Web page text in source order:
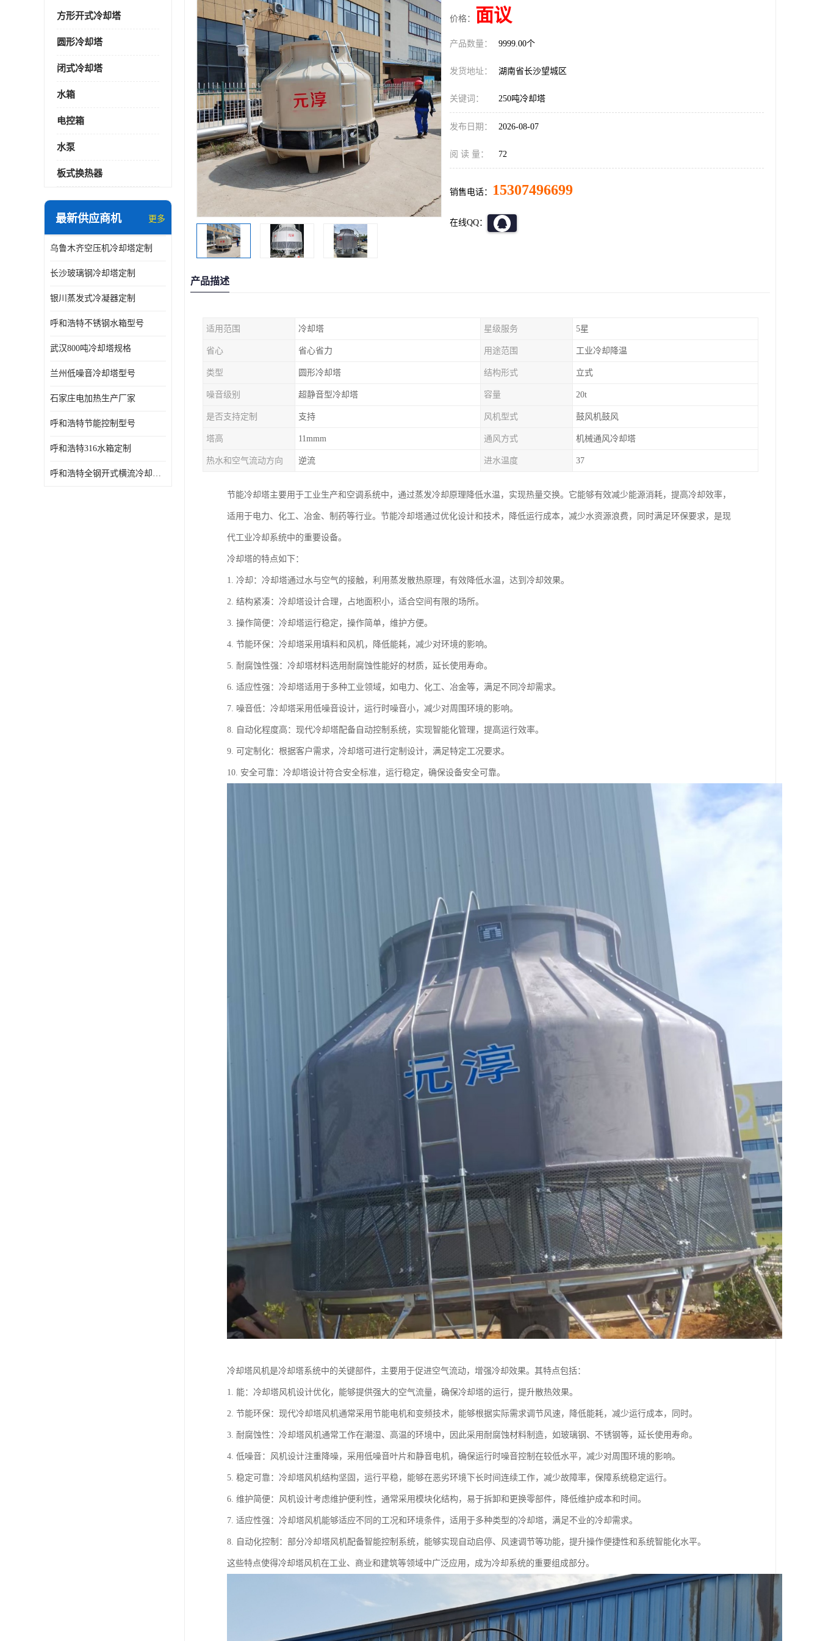
方形开式冷却塔
圆形冷却塔
闭式冷却塔
水箱
电控箱
水泵
板式换热器
最新供应商机 更多
乌鲁木齐空压机冷却塔定制
长沙玻璃钢冷却塔定制
银川蒸发式冷凝器定制
呼和浩特不锈钢水箱型号
武汉800吨冷却塔规格
兰州低噪音冷却塔型号
石家庄电加热生产厂家
呼和浩特节能控制型号
呼和浩特316水箱定制
呼和浩特全钢开式横流冷却塔型号
价格： 面议
产品数量： 9999.00个
发货地址： 湖南省长沙望城区
关键词： 250吨冷却塔
发布日期： 2026-08-07
阅 读 量： 72
销售电话： 15307496699
在线QQ：
产品描述
适用范围 冷却塔 星级服务 5星
省心 省心省力 用途范围 工业冷却降温
类型 圆形冷却塔 结构形式 立式
噪音级别 超静音型冷却塔 容量 20t
是否支持定制 支持 风机型式 鼓风机鼓风
塔高 11mmm 通风方式 机械通风冷却塔
热水和空气流动方向 逆流 进水温度 37
节能冷却塔主要用于工业生产和空调系统中，通过蒸发冷却原理降低水温，实现热量交换。它能够有效减少能源消耗，提高冷却效率，
适用于电力、化工、冶金、制药等行业。节能冷却塔通过优化设计和技术，降低运行成本，减少水资源浪费，同时满足环保要求，是现
代工业冷却系统中的重要设备。
冷却塔的特点如下：
1. 冷却：冷却塔通过水与空气的接触，利用蒸发散热原理，有效降低水温，达到冷却效果。
2. 结构紧凑：冷却塔设计合理，占地面积小，适合空间有限的场所。
3. 操作简便：冷却塔运行稳定，操作简单，维护方便。
4. 节能环保：冷却塔采用填料和风机，降低能耗，减少对环境的影响。
5. 耐腐蚀性强：冷却塔材料选用耐腐蚀性能好的材质，延长使用寿命。
6. 适应性强：冷却塔适用于多种工业领域，如电力、化工、冶金等，满足不同冷却需求。
7. 噪音低：冷却塔采用低噪音设计，运行时噪音小，减少对周围环境的影响。
8. 自动化程度高：现代冷却塔配备自动控制系统，实现智能化管理，提高运行效率。
9. 可定制化：根据客户需求，冷却塔可进行定制设计，满足特定工况要求。
10. 安全可靠：冷却塔设计符合安全标准，运行稳定，确保设备安全可靠。
冷却塔风机是冷却塔系统中的关键部件，主要用于促进空气流动，增强冷却效果。其特点包括：
1. 能：冷却塔风机设计优化，能够提供强大的空气流量，确保冷却塔的运行，提升散热效果。
2. 节能环保：现代冷却塔风机通常采用节能电机和变频技术，能够根据实际需求调节风速，降低能耗，减少运行成本，同时。
3. 耐腐蚀性：冷却塔风机通常工作在潮湿、高温的环境中，因此采用耐腐蚀材料制造，如玻璃钢、不锈钢等，延长使用寿命。
4. 低噪音：风机设计注重降噪，采用低噪音叶片和静音电机，确保运行时噪音控制在较低水平，减少对周围环境的影响。
5. 稳定可靠：冷却塔风机结构坚固，运行平稳，能够在恶劣环境下长时间连续工作，减少故障率，保障系统稳定运行。
6. 维护简便：风机设计考虑维护便利性，通常采用模块化结构，易于拆卸和更换零部件，降低维护成本和时间。
7. 适应性强：冷却塔风机能够适应不同的工况和环境条件，适用于多种类型的冷却塔，满足不业的冷却需求。
8. 自动化控制：部分冷却塔风机配备智能控制系统，能够实现自动启停、风速调节等功能，提升操作便捷性和系统智能化水平。
这些特点使得冷却塔风机在工业、商业和建筑等领域中广泛应用，成为冷却系统的重要组成部分。